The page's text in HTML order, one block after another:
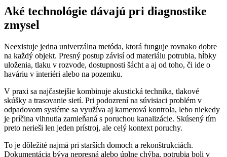
Aké technológie dávajú pri diagnostike
zmysel
Neexistuje jedna univerzálna metóda, ktorá funguje rovnako dobre
na každý objekt. Presný postup závisí od materiálu potrubia, hĺbky
uloženia, tlaku v rozvode, dostupnosti šácht a aj od toho, či ide o
haváriu v interiéri alebo na pozemku.
V praxi sa najčastejšie kombinuje akustická technika, tlakové
skúšky a trasovanie sietí. Pri podozrení na súvisiaci problém v
odpadovom systéme sa využíva aj kamerová kontrola, lebo niekedy
je príčina vlhnutia zamieňaná s poruchou kanalizácie. Skúsený tím
preto nerieši len jeden prístroj, ale celý kontext poruchy.
To je dôležité najmä pri starších domoch a rekonštrukciách.
Dokumentácia býva nepresná alebo úplne chýba, potrubia boli v